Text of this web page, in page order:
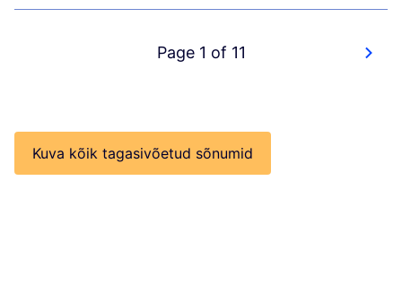
Page 1 of 11
Kuva kõik tagasivõetud sõnumid